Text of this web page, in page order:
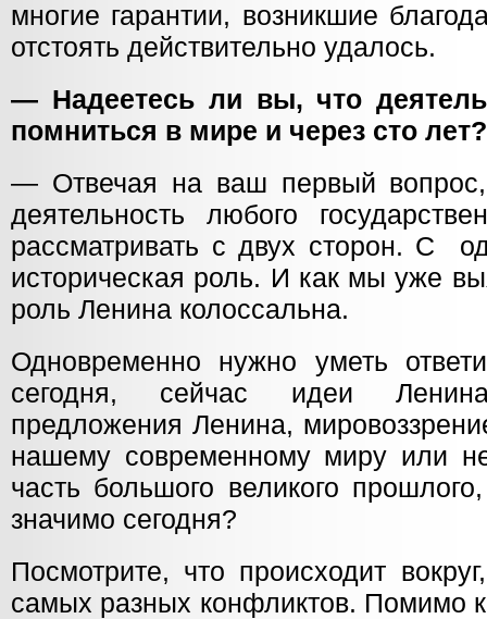
многие гарантии, возникшие
отстоять действительно удалось.
— Надеетесь ли вы, что
помниться в мире и через сто лет?
— Отвечая на ваш первый
деятельность любого
рассматривать с двух сторон. С
историческая роль. И как мы уже
роль Ленина колоссальна.
Одновременно нужно уметь
сегодня, сейчас идеи
предложения Ленина,
нашему современному миру или
часть большого великого
значимо сегодня?
Посмотрите, что происходит
самых разных конфликтов. Помимо